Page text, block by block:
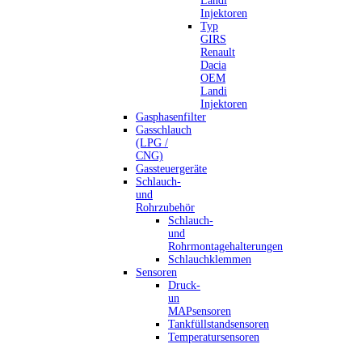
Injektoren
Typ
GIRS
Renault
Dacia
OEM
Landi
Injektoren
Gasphasenfilter
Gasschlauch
(LPG /
CNG)
Gassteuergeräte
Schlauch-
und
Rohrzubehör
Schlauch-
und
Rohrmontagehalterungen
Schlauchklemmen
Sensoren
Druck-
un
MAPsensoren
Tankfüllstandsensoren
Temperatursensoren